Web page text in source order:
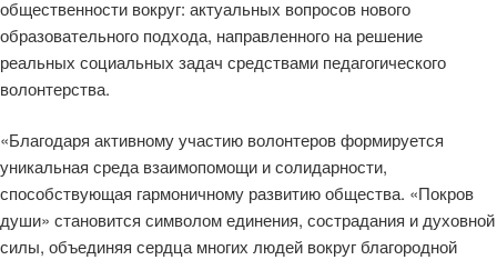
общественности вокруг: актуальных вопросов нового
образовательного подхода, направленного на решение
реальных социальных задач средствами педагогического
волонтерства.
«Благодаря активному участию волонтеров формируется
уникальная среда взаимопомощи и солидарности,
способствующая гармоничному развитию общества. «Покров
души» становится символом единения, сострадания и духовной
силы, объединяя сердца многих людей вокруг благородной